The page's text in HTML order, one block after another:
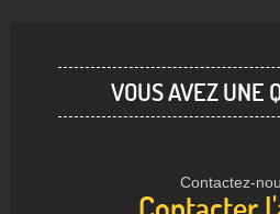
VOUS AVEZ UNE
Contactez-